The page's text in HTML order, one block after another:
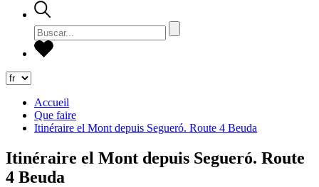
Accueil
Que faire
Itinéraire el Mont depuis Segueró. Route 4 Beuda
Itinéraire el Mont depuis Segueró. Route
4 Beuda